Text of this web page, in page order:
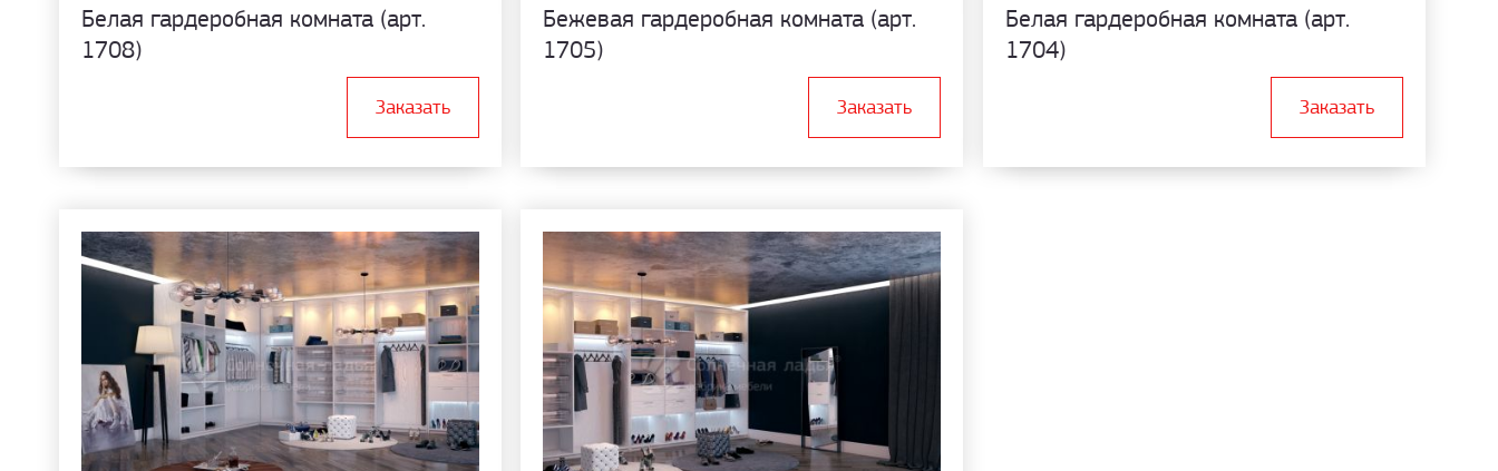
Белая гардеробная комната (арт.
1708)
Заказать
Бежевая гардеробная комната (арт.
1705)
Заказать
Белая гардеробная комната (арт.
1704)
Заказать